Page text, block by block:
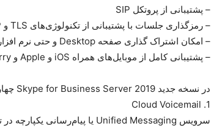
– پشتیبانی از پروتکل SIP
– رمزگذاری جلسات با پشتیبانی از تکنولوژی‌های TLS و SRTP
– امکان اشتراک گذاری صفحه Desktop و حتی نرم افزارهای نصب شده
– پشتیبانی کامل از موبایل‌های همراه iOS و Apple و BlackBerry
در نسخه جدید Skype for Business Server 2019 چهار قابلیت اصلی و کلیدی به شرح زیر اضافه شده‌اند:
1. Cloud Voicemail